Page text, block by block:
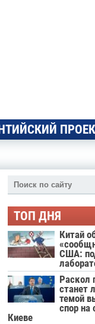
ТОП ДНЯ
Китай
США:
Раскол
станет
темой
спор на
Киеве